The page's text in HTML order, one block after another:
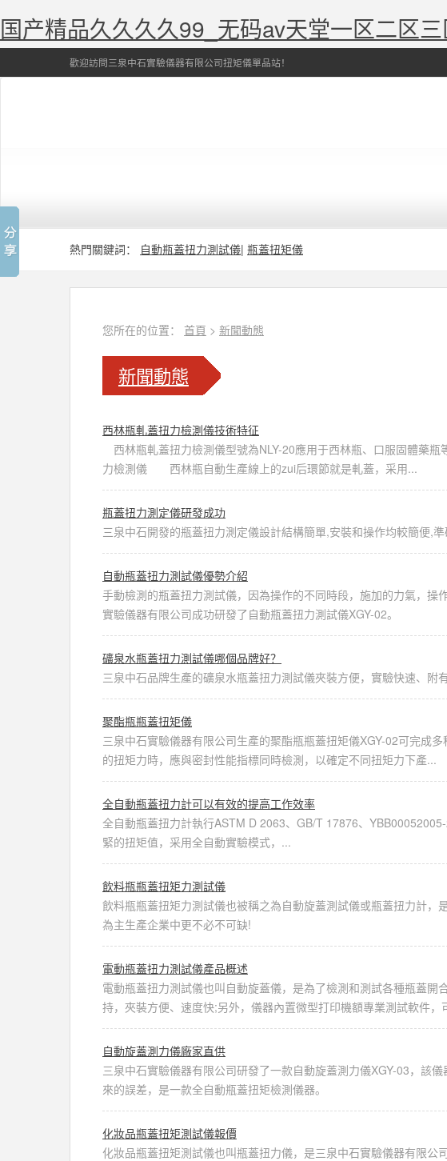
国产精品久久久久99_无码av天堂一区二区
歡迎訪問三泉中石實驗儀器有限公司扭矩儀單品站！
熱門關鍵詞： 自動瓶蓋扭力測試儀| 瓶蓋扭矩儀
您所在的位置： 首頁 > 新聞動態
新聞動態
西林瓶軋蓋扭力檢測儀技術特征
西林瓶軋蓋扭力檢測儀型號為NLY-20應用于西林瓶、口服固體
力檢測儀 西林瓶自動生產線上的zui后環節就是軋蓋，采用...
瓶蓋扭力測定儀研發成功
三泉中石開發的瓶蓋扭力測定儀設計結構簡單,安裝和操作均較簡便,
自動瓶蓋扭力測試儀優勢介紹
手動檢測的瓶蓋扭力測試儀，因為操作的不同時段，施加的力氣，
實驗儀器有限公司成功研發了自動瓶蓋扭力測試儀XGY-02。
礦泉水瓶蓋扭力測試儀哪個品牌好？
三泉中石品牌生產的礦泉水瓶蓋扭力測試儀夾裝方便，實驗快速、附
聚酯瓶瓶蓋扭矩儀
三泉中石實驗儀器有限公司生產的聚酯瓶瓶蓋扭矩儀XGY-02可完成
的扭矩力時，應與密封性能指標同時檢測，以確定不同扭矩力下產...
全自動瓶蓋扭力計可以有效的提高工作效率
全自動瓶蓋扭力計執行ASTM D 2063、GB/T 17876、
緊的扭矩值，采用全自動實驗模式，...
飲料瓶瓶蓋扭矩力測試儀
飲料瓶瓶蓋扭矩力測試儀也被稱之為自動旋蓋測試儀或瓶蓋扭力計
為主生產企業中更不必不可缺!
電動瓶蓋扭力測試儀產品概述
電動瓶蓋扭力測試儀也叫自動旋蓋儀，是為了檢測和測試各種瓶蓋
持，夾裝方便、速度快;另外，儀器內置微型打印機額專業測試軟件，
自動旋蓋測力儀廠家直供
三泉中石實驗儀器有限公司研發了一款自動旋蓋測力儀XGY-03，該
來的誤差，是一款全自動瓶蓋扭矩檢測儀器。
化妝品瓶蓋扭矩測試儀報價
化妝品瓶蓋扭矩測試儀也叫瓶蓋扭力儀，是三泉中石實驗儀器有限